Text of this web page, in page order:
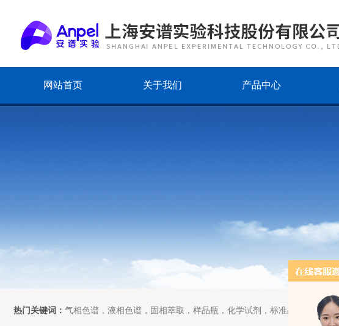
网站首页 关于我们 产品中心
热门关键词： 气相色谱，液相色谱，固相萃取，样品瓶，化学试剂，标准品，小型仪器